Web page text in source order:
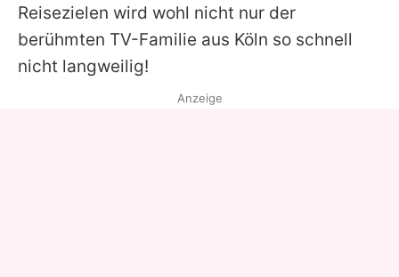
Reisezielen wird wohl nicht nur der
berühmten TV-Familie aus Köln so schnell
nicht langweilig!
Anzeige